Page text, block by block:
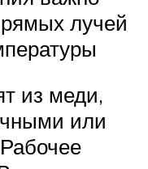
лучей
из меди,
или